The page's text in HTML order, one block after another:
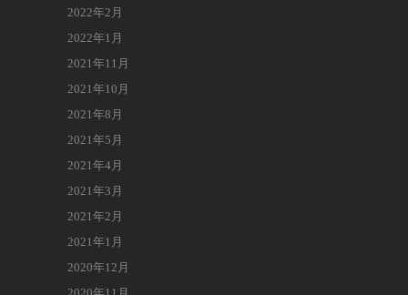
2022年2月
2022年1月
2021年11月
2021年10月
2021年8月
2021年5月
2021年4月
2021年3月
2021年2月
2021年1月
2020年12月